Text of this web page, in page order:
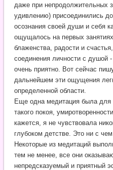
даже при непродолжительных
удивлению) присоединились
осознания своей души и себя
ощущалось на первых
блаженства, радости и
соединения личности с душой
очень приятно. Вот сейчас
дальнейшем эти ощущения
определенной области.
Еще одна медитация была
такого покоя,
кажется, я не чувствовала
глубоком детстве. Это ни с чем
Некоторые из медитаций
тем не менее, все они
непредсказуемый и приятный